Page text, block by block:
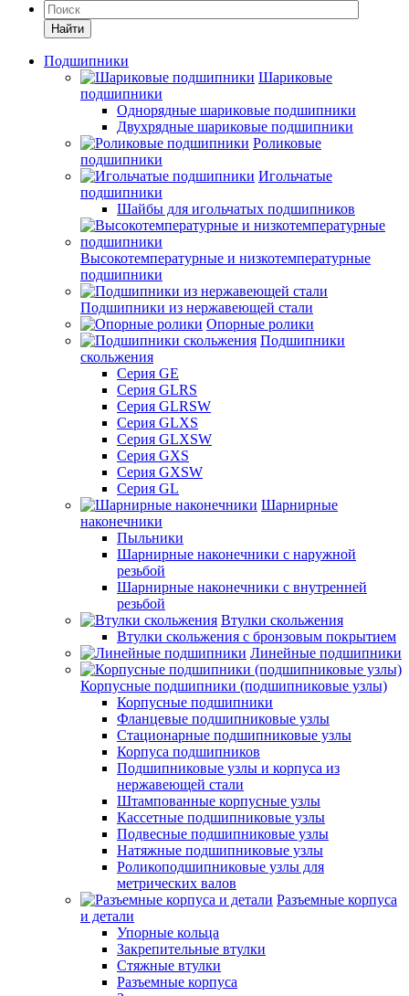
Найти
Подшипники
Шариковые
подшипники
Однорядные шариковые подшипники
Двухрядные шариковые подшипники
Роликовые
подшипники
Игольчатые
подшипники
Шайбы для игольчатых подшипников
Высокотемпературные и низкотемпературные
подшипники
Подшипники из нержавеющей стали
Опорные ролики
Подшипники
скольжения
Серия GE
Серия GLRS
Серия GLRSW
Серия GLXS
Серия GLXSW
Серия GXS
Серия GXSW
Серия GL
Шарнирные
наконечники
Пыльники
Шарнирные наконечники с наружной
резьбой
Шарнирные наконечники с внутренней
резьбой
Втулки скольжения
Втулки скольжения с бронзовым покрытием
Линейные подшипники
Корпусные подшипники (подшипниковые узлы)
Корпусные подшипники
Фланцевые подшипниковые узлы
Стационарные подшипниковые узлы
Корпуса подшипников
Подшипниковые узлы и корпуса из
нержавеющей стали
Штампованные корпусные узлы
Кассетные подшипниковые узлы
Подвесные подшипниковые узлы
Натяжные подшипниковые узлы
Роликоподшипниковые узлы для
метрических валов
Разъемные корпуса
и детали
Упорные кольца
Закрепительные втулки
Стяжные втулки
Разъемные корпуса